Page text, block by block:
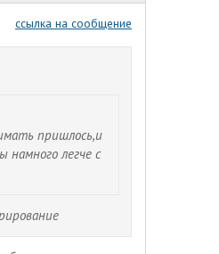
ссылка на сообщение
пришлось,и
намного легче с